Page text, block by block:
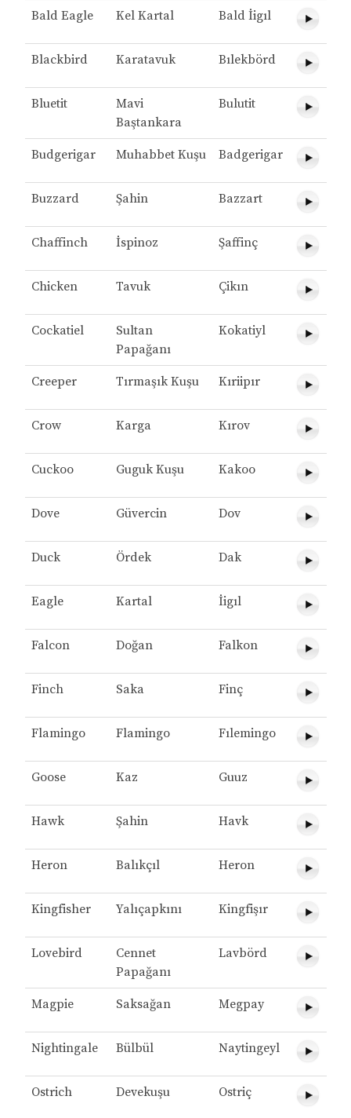
Bald Eagle Kel Kartal Bald İigıl
Blackbird Karatavuk Bılekbörd
Bluetit
Mavi
Baştankara
Bulutit
Budgerigar Muhabbet Kuşu Badgerigar
Buzzard Şahin Bazzart
Chaffinch İspinoz Şaffinç
Chicken Tavuk Çikın
Cockatiel
Sultan
Papağanı
Kokatiyl
Creeper Tırmaşık Kuşu Kıriipır
Crow Karga Kırov
Cuckoo Guguk Kuşu Kakoo
Dove Güvercin Dov
Duck Ördek Dak
Eagle Kartal İigıl
Falcon Doğan Falkon
Finch Saka Finç
Flamingo Flamingo Fılemingo
Goose Kaz Guuz
Hawk Şahin Havk
Heron Balıkçıl Heron
Kingfisher Yalıçapkını Kingfişır
Lovebird
Cennet
Papağanı
Lavbörd
Magpie Saksağan Megpay
Nightingale Bülbül Naytingeyl
Ostrich Devekuşu Ostriç